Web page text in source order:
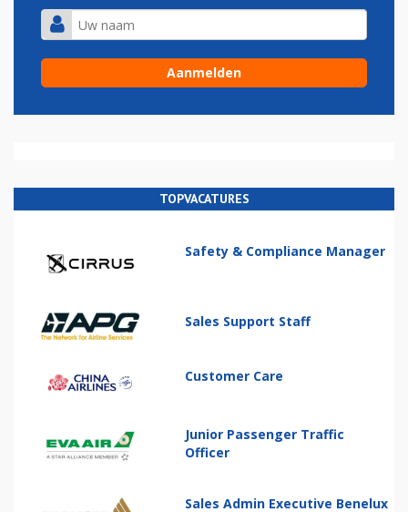
TOPVACATURES
Safety & Compliance Manager
Sales Support Staff
Customer Care
Junior Passenger Traffic
Officer
Sales Admin Executive Benelux